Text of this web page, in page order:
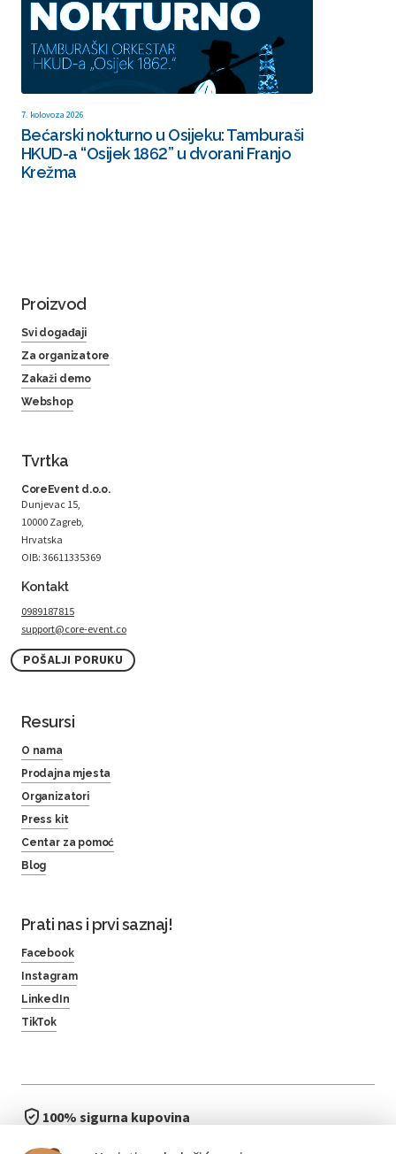
7. kolovoza 2026
Bećarski nokturno u Osijeku: Tamburaši
HKUD-a “Osijek 1862” u dvorani Franjo
Krežma
Proizvod
Svi događaji
Za organizatore
Zakaži demo
Webshop
Tvrtka
CoreEvent d.o.o.
Dunjevac 15,
10000 Zagreb,
Hrvatska
OIB: 36611335369
Kontakt
0989187815
support@core-event.co
POŠALJI PORUKU
Resursi
O nama
Prodajna mjesta
Organizatori
Press kit
Centar za pomoć
Blog
Prati nas i prvi saznaj!
Facebook
Instagram
LinkedIn
TikTok
100% sigurna kupovina